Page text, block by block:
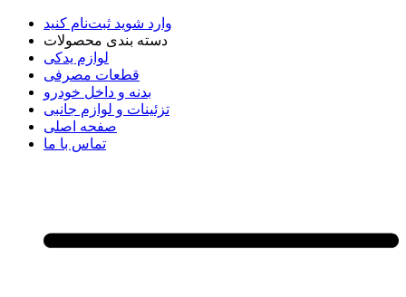
وارد شوید ثبت‌نام کنید
دسته بندی محصولات
لوازم یدکی
قطعات مصرفی
بدنه و داخل خودرو
تزئینات و لوازم جانبی
صفحه اصلی
تماس با ما